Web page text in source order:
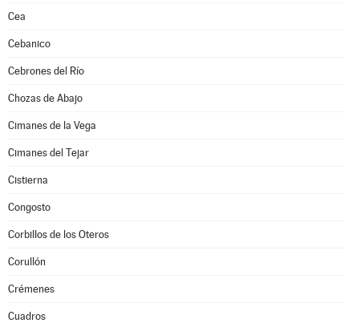
Cea
Cebanico
Cebrones del Río
Chozas de Abajo
Cimanes de la Vega
Cimanes del Tejar
Cistierna
Congosto
Corbillos de los Oteros
Corullón
Crémenes
Cuadros